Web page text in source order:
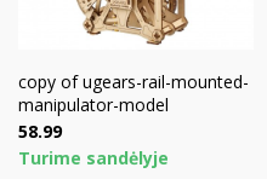
copy of ugears-rail-mounted-
manipulator-model
Price
58.99
Turime sandėlyje